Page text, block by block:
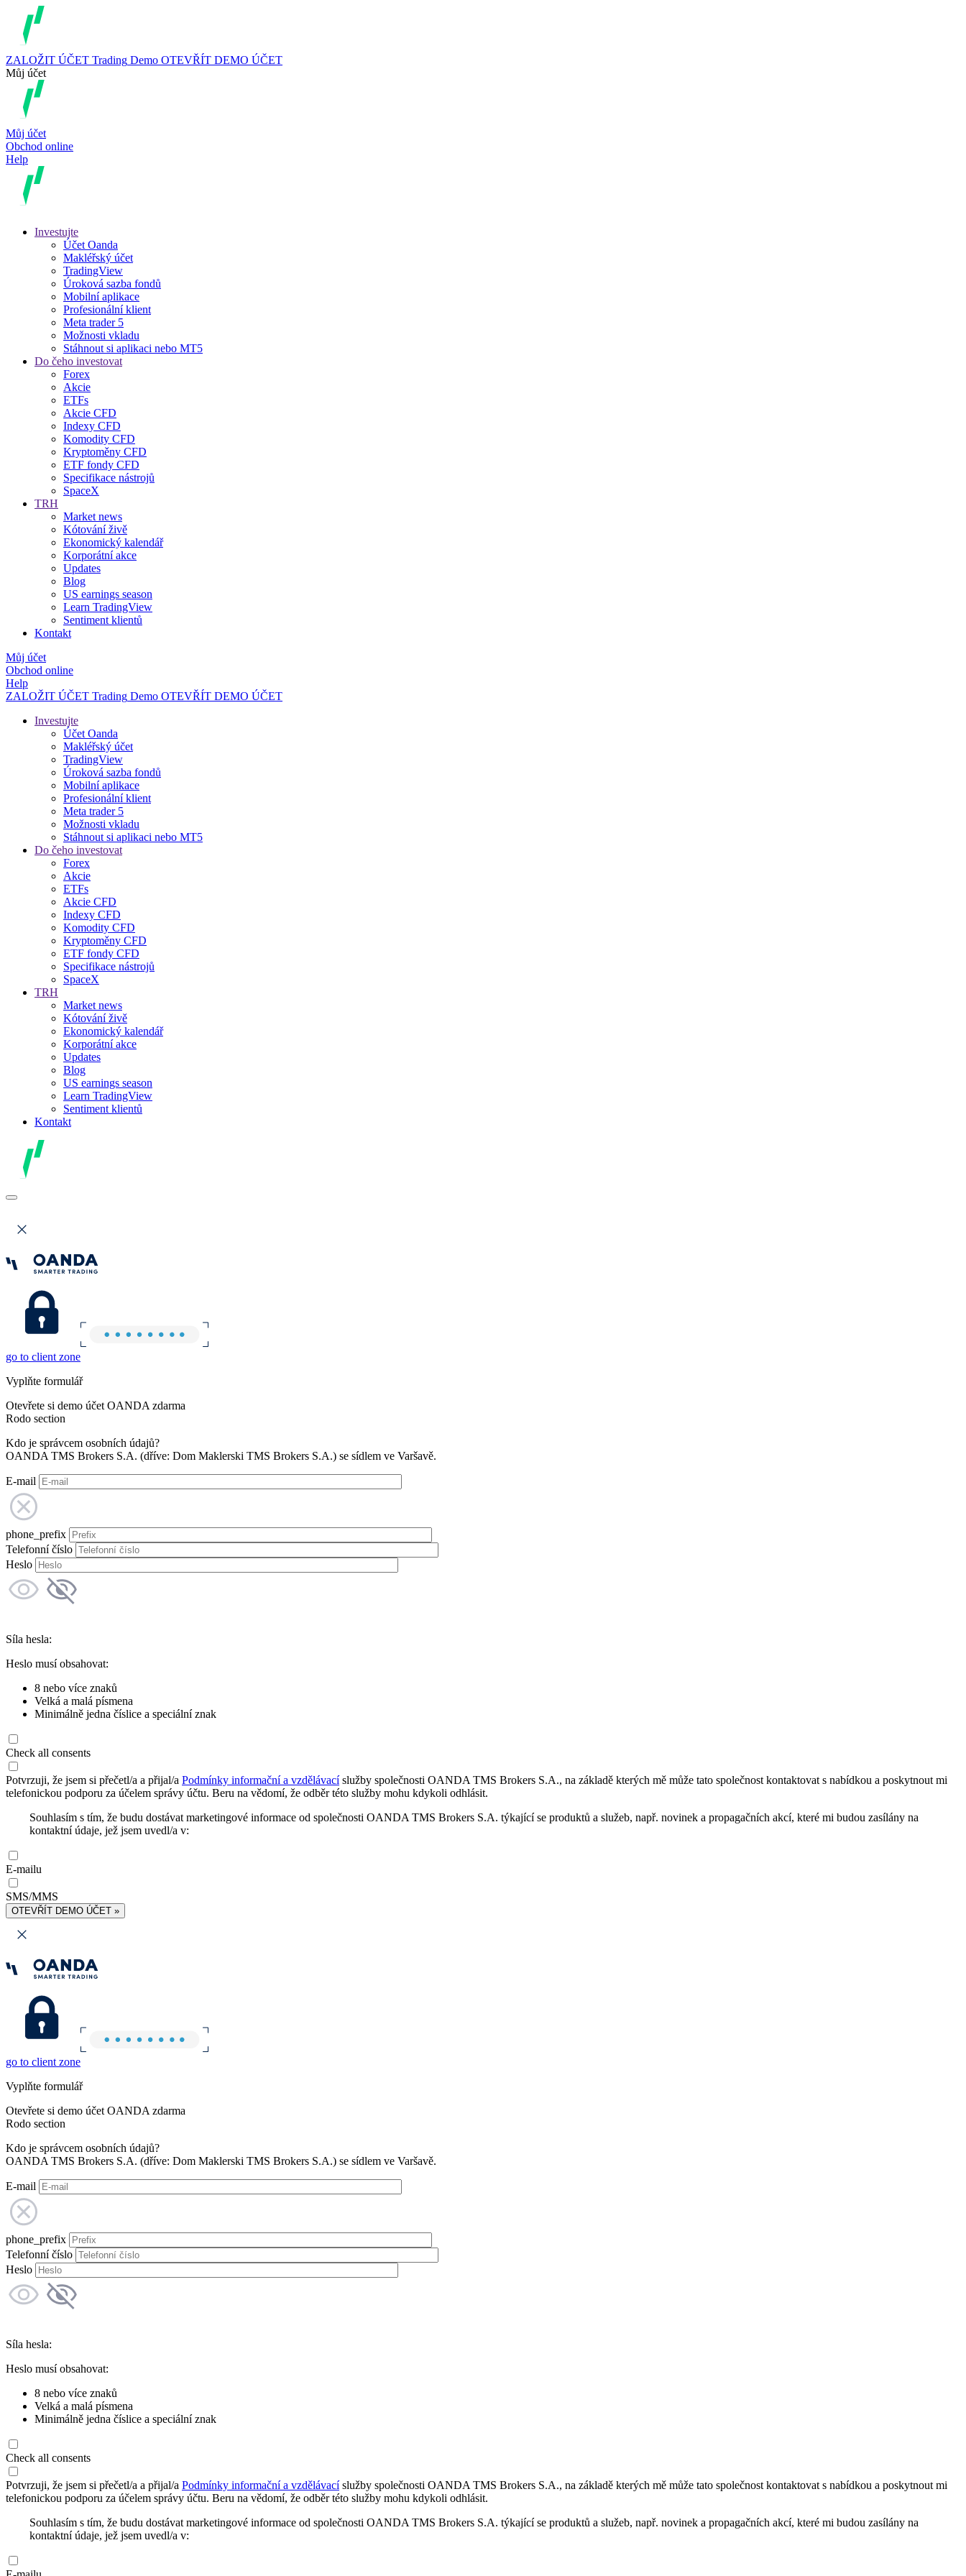
ZALOŽIT ÚČET Trading Demo OTEVŘÍT DEMO ÚČET
Můj účet
Můj účet
Obchod online
Help
Investujte
Účet Oanda
Makléřský účet
TradingView
Úroková sazba fondů
Mobilní aplikace
Profesionální klient
Meta trader 5
Možnosti vkladu
Stáhnout si aplikaci nebo MT5
Do čeho investovat
Forex
Akcie
ETFs
Akcie CFD
Indexy CFD
Komodity CFD
Kryptoměny CFD
ETF fondy CFD
Specifikace nástrojů
SpaceX
TRH
Market news
Kótování živě
Ekonomický kalendář
Korporátní akce
Updates
Blog
US earnings season
Learn TradingView
Sentiment klientů
Kontakt
Můj účet
Obchod online
Help
ZALOŽIT ÚČET Trading Demo OTEVŘÍT DEMO ÚČET
Investujte
Účet Oanda
Makléřský účet
TradingView
Úroková sazba fondů
Mobilní aplikace
Profesionální klient
Meta trader 5
Možnosti vkladu
Stáhnout si aplikaci nebo MT5
Do čeho investovat
Forex
Akcie
ETFs
Akcie CFD
Indexy CFD
Komodity CFD
Kryptoměny CFD
ETF fondy CFD
Specifikace nástrojů
SpaceX
TRH
Market news
Kótování živě
Ekonomický kalendář
Korporátní akce
Updates
Blog
US earnings season
Learn TradingView
Sentiment klientů
Kontakt
go to client zone
Vyplňte formulář
Otevřete si demo účet OANDA zdarma
Rodo section
Kdo je správcem osobních údajů?
OANDA TMS Brokers S.A. (dříve: Dom Maklerski TMS Brokers S.A.) se sídlem ve Varšavě.
E-mail
phone_prefix
Telefonní číslo
Heslo
Síla hesla:
Heslo musí obsahovat:
8 nebo více znaků
Velká a malá písmena
Minimálně jedna číslice a speciální znak
Check all consents
Potvrzuji, že jsem si přečetl/a a přijal/a Podmínky informační a vzdělávacíslužby společnosti OANDA TMS Brokers S.A., na základě kterých mě může tato společnost kontaktovat s nabídkou a poskytnout mi
telefonickou podporu za účelem správy účtu. Beru na vědomí, že odběr této služby mohu kdykoli odhlásit.
Souhlasím s tím, že budu dostávat marketingové informace od společnosti OANDA TMS Brokers S.A. týkající se produktů a služeb, např. novinek a propagačních akcí, které mi budou zasílány na
kontaktní údaje, jež jsem uvedl/a v:
E-mailu
SMS/MMS
OTEVŘÍT DEMO ÚČET »
go to client zone
Vyplňte formulář
Otevřete si demo účet OANDA zdarma
Rodo section
Kdo je správcem osobních údajů?
OANDA TMS Brokers S.A. (dříve: Dom Maklerski TMS Brokers S.A.) se sídlem ve Varšavě.
E-mail
phone_prefix
Telefonní číslo
Heslo
Síla hesla:
Heslo musí obsahovat:
8 nebo více znaků
Velká a malá písmena
Minimálně jedna číslice a speciální znak
Check all consents
Potvrzuji, že jsem si přečetl/a a přijal/a Podmínky informační a vzdělávacíslužby společnosti OANDA TMS Brokers S.A., na základě kterých mě může tato společnost kontaktovat s nabídkou a poskytnout mi
telefonickou podporu za účelem správy účtu. Beru na vědomí, že odběr této služby mohu kdykoli odhlásit.
Souhlasím s tím, že budu dostávat marketingové informace od společnosti OANDA TMS Brokers S.A. týkající se produktů a služeb, např. novinek a propagačních akcí, které mi budou zasílány na
kontaktní údaje, jež jsem uvedl/a v: